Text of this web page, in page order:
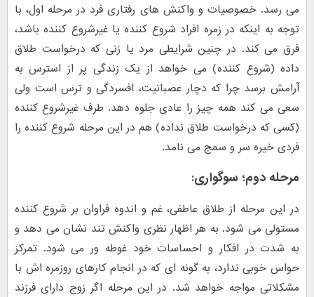
می رسد. خصوصیات و واکنش های رفتاری فرد در مرحله اول، با
توجه به اینکه در زمره افراد شروع کننده یا غیرشروع کننده باشد،
فرق می کند. در چنین شرایطی مرد یا زنی که درخواست طلاق
داده (شروع کننده) می خواهد از یک زندگی پر از استرس به
آرامش برسد چرا که دچار عصبانیت، افسردگی و ترس است ولی
سعی می کند همه چیز را عادی جلوه دهد. طرف غیرشروع کننده
(کسی که درخواست طلاق نداده) هم در این مرحله شروع کننده را
فردی خیره سر و سمج می نامد.
مرحله دوم؛ سوگواری:
در این مرحله از طلاق عاطفی، غم و اندوه فراوان بر شروع کننده
مستولی می شود. به هر اظهار نظری واکنش تند نشان می دهد و
به شدت در افکار و احساسات خود غوطه ور می شود. تمرکز
حواس خوبی ندارد، به گونه ای که در انجام کارهای روزمره اش با
مشکلاتی مواجه خواهد شد. در این مرحله اگر زوج دارای فرزند